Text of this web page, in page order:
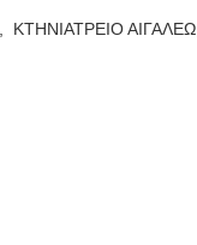
ΚΤΗΝΙΑΤΡΕΙΟ ΑΙΓΑΛΕΩ,